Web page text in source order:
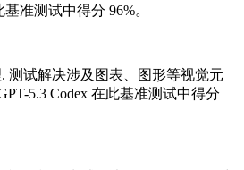
基准测试中得分 96%。
. 测试解决涉及图表、图形等视觉元
5.3 Codex 在此基准测试中得分